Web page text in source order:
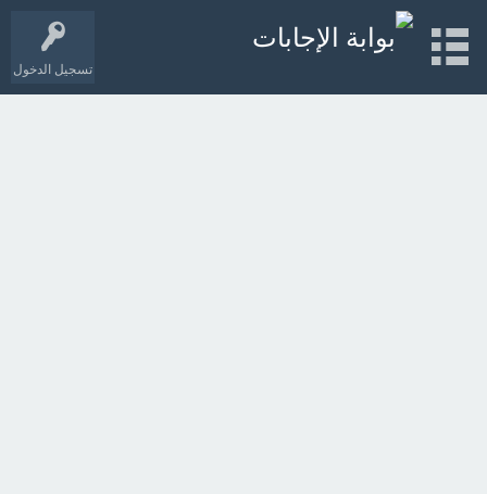
تسجيل الدخول